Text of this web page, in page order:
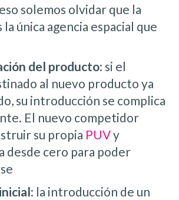
solemos olvidar que la
la única agencia espacial que
del producto: si el
al nuevo producto ya
su introducción se complica
El nuevo competidor
su propia PUVy
desde cero para poder
: la introducción de un